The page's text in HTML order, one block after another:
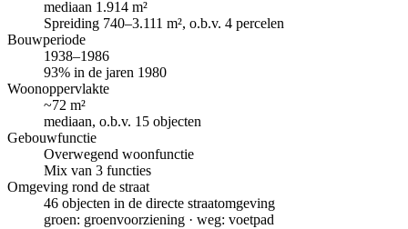
mediaan 1.914 m²
Spreiding 740–3.111 m², o.b.v. 4 percelen
Bouwperiode
1938–1986
93% in de jaren 1980
Woonoppervlakte
~72 m²
mediaan, o.b.v. 15 objecten
Gebouwfunctie
Overwegend woonfunctie
Mix van 3 functies
Omgeving rond de straat
46 objecten in de directe straatomgeving
groen: groenvoorziening · weg: voetpad